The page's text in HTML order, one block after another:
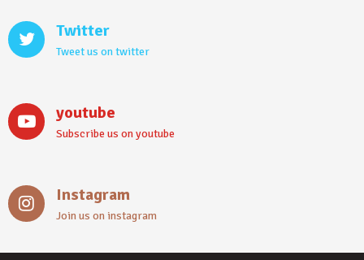
Twitter
Tweet us on twitter
youtube
Subscribe us on youtube
Instagram
Join us on instagram